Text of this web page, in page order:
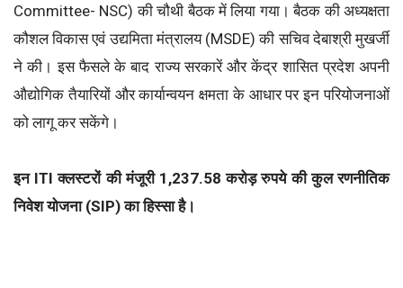
Committee- NSC) की चौथी बैठक में लिया गया। बैठक की अध्यक्षता
कौशल विकास एवं उद्यमिता मंत्रालय (MSDE) की सचिव देबाश्री मुखर्जी
ने की। इस फैसले के बाद राज्य सरकारें और केंद्र शासित प्रदेश अपनी
औद्योगिक तैयारियों और कार्यान्वयन क्षमता के आधार पर इन परियोजनाओं
को लागू कर सकेंगे।
इन ITI क्लस्टरों की मंजूरी 1,237.58 करोड़ रुपये की कुल रणनीतिक
निवेश योजना (SIP) का हिस्सा है।